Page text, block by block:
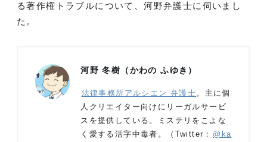
る著作権トラブルについて、河野弁護士に伺いまし
た。
河野 冬樹（かわの ふゆき）
法律事務所アルシエン 弁護士。主に個
人クリエイター向けにリーガルサービ
スを提供している。ミステリをこよな
く愛する活字中毒者。（Twitter： @ka